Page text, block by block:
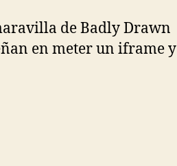
de Badly Drawn
en meter un iframe y